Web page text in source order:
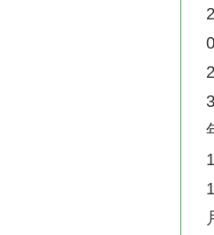
2
0
2
3
1
1